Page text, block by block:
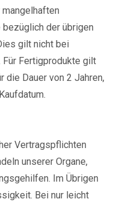
der übrigen
gilt nicht bei
Fertigprodukte gilt
Dauer von 2 Jahren,
Vertragspflichten
unserer Organe,
Im Übrigen
Bei nur leicht